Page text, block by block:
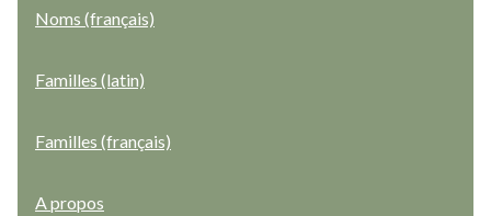
Noms (français)
Familles (latin)
Familles (français)
A propos